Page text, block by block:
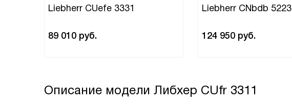
Liebherr CUefe 3331
89 010 руб.
Liebherr CNbdb 5223
124 950 руб.
Описание модели Либхер CUfr 3311